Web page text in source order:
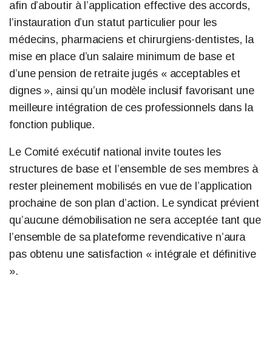
afin d’aboutir à l’application effective des accords,
l’instauration d’un statut particulier pour les
médecins, pharmaciens et chirurgiens-dentistes, la
mise en place d’un salaire minimum de base et
d’une pension de retraite jugés « acceptables et
dignes », ainsi qu’un modèle inclusif favorisant une
meilleure intégration de ces professionnels dans la
fonction publique.
Le Comité exécutif national invite toutes les
structures de base et l’ensemble de ses membres à
rester pleinement mobilisés en vue de l’application
prochaine de son plan d’action. Le syndicat prévient
qu’aucune démobilisation ne sera acceptée tant que
l’ensemble de sa plateforme revendicative n’aura
pas obtenu une satisfaction « intégrale et définitive
».